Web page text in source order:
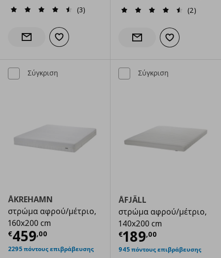
(3)
Ενημέρωση διαθεσιμότητας
Προσθήκη στα αγαπημένα
(2)
Ενημέρωση διαθεσιμότητας
Προσθήκη στα
Σύγκριση
ÅKREHAMN
στρώμα αφρού/μέτριο,
160x200 cm
€459,00
Τρέχουσα τιμή € 459,00
2295 πόντους επιβράβευσης
Σύγκριση
ÅFJÄLL
στρώμα αφρού/μέτριο,
140x200 cm
€189,00
Τρέχουσα
945 πόντους επιβράβευσης